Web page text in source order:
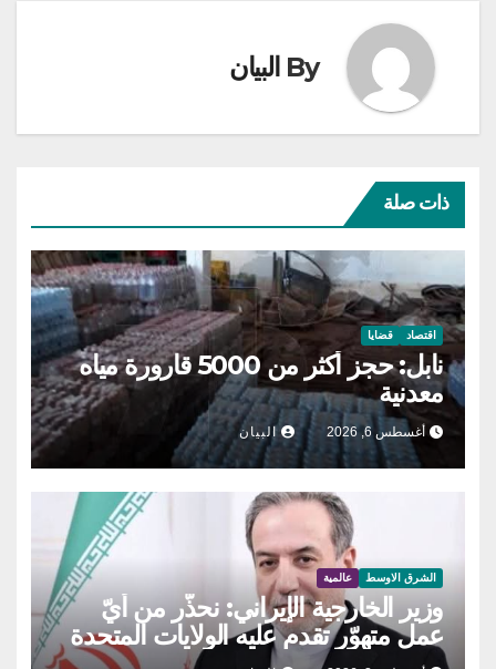
By البيان
ذات صلة
اقتصاد قضايا
نابل: حجز أكثر من 5000 قارورة مياه
معدنية
أغسطس 6, 2026 البيان
الشرق الاوسط عالمية
وزير الخارجية الإيراني: نحذّر من أيّ
عمل متهوّر تقدم عليه الولايات المتحدة